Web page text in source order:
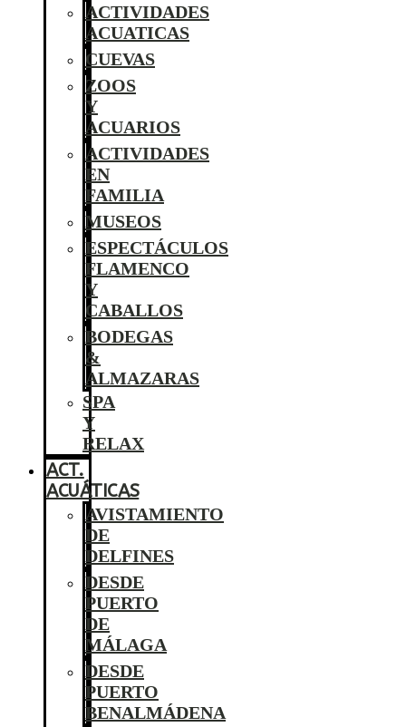
ACTIVIDADES
ACUATICAS
CUEVAS
ZOOS
Y
ACUARIOS
ACTIVIDADES
EN
FAMILIA
MUSEOS
ESPECTÁCULOS
FLAMENCO
Y
CABALLOS
BODEGAS
&
ALMAZARAS
SPA
Y
RELAX
ACT.
ACUÁTICAS
AVISTAMIENTO
DE
DELFINES
DESDE
PUERTO
DE
MÁLAGA
DESDE
PUERTO
BENALMÁDENA